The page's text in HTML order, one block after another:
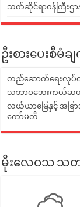
သက်ဆိုင်ရာဝန်ကြီးဌာန
ဦးစားပေးစီမံချ
တည်ဆောက်ရေးလုပ်ငန်
သဘာဝဘေးကယ်ဆယ်ရ
လယ်ယာမြေနှင့် အခြာ
ကော်မတီ
မိုးလေဝသ သတင်